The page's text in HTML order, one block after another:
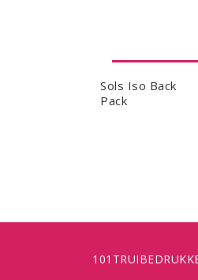
Sols Iso Back
Pack